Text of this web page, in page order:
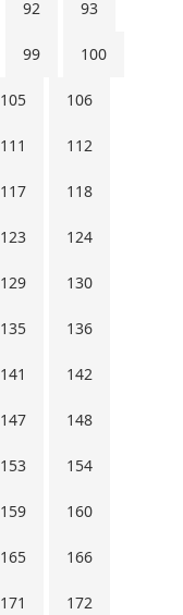
92 93
99 100
105 106
111 112
117 118
123 124
129 130
135 136
141 142
147 148
153 154
159 160
165 166
171 172